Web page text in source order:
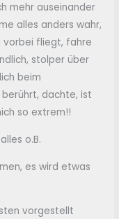
mehr auseinander
alles anders wahr,
vorbei fliegt, fahre
stolper über
beim
dachte, ist
so extrem!!
o.B.
es wird etwas
vorgestellt